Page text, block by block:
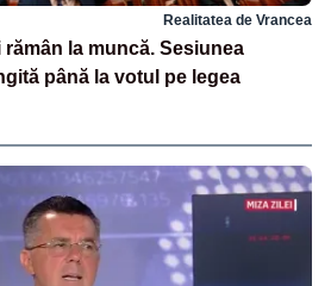
Realitatea de Vrancea
la muncă. Sesiunea
până la votul pe legea